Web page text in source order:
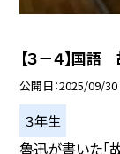
【３－４】国
公開日 2025/09/30
３年生
魯迅が書いた「